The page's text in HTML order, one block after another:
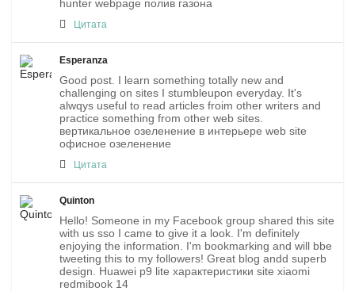
hunter webpage полив газона
Цитата
Esperanza
Good post. I learn something totally new and
challenging on sites I stumbleupon everyday. It's
alwqys useful to read articles froim other writers and
practice something from other web sites.
вертикальное озеленение в интерьере web site
офисное озеленение
Цитата
Quinton
Hello! Someone in my Facebook group shared this site
with us sso I came to give it a look. I'm definitely
enjoying the information. I'm bookmarking and will bbe
tweeting this to my followers! Great blog andd superb
design. Huawei p9 lite характеристики site xiaomi
redmibook 14